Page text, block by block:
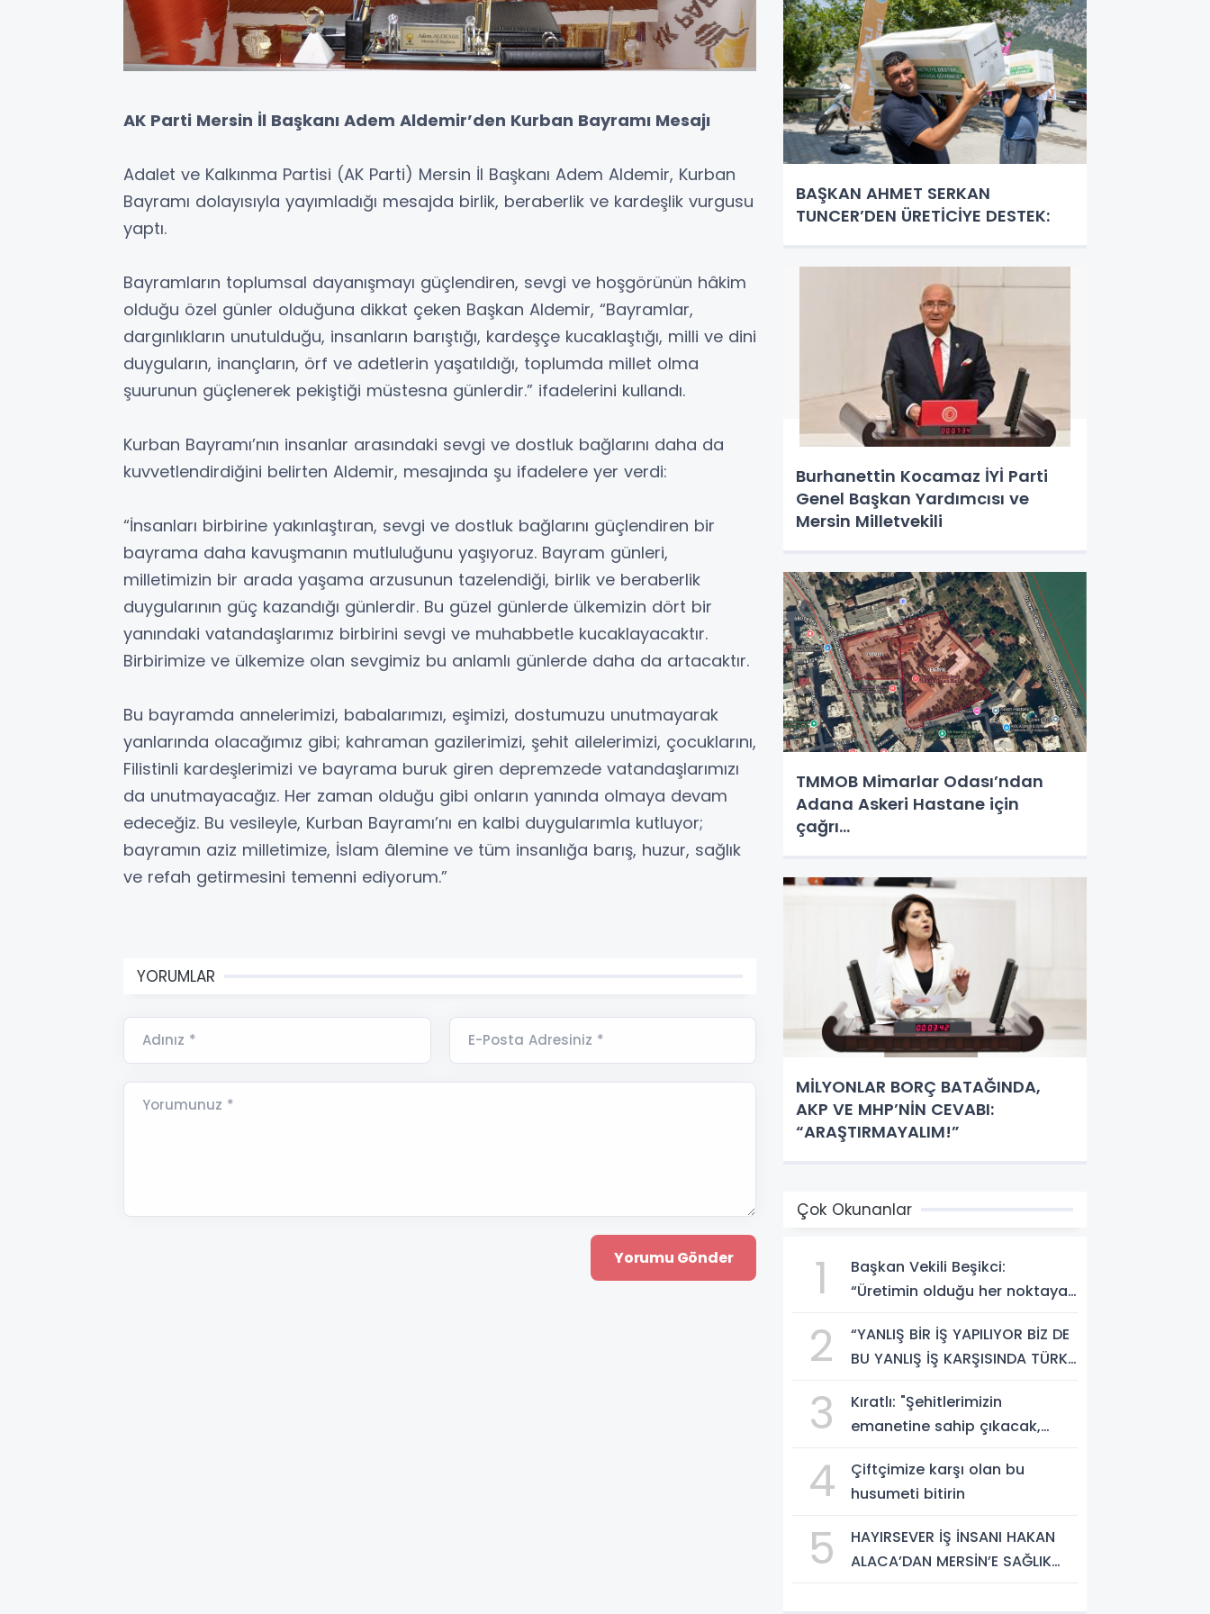
AK Parti Mersin İl Başkanı Adem Aldemir’den Kurban Bayramı Mesajı
Adalet ve Kalkınma Partisi (AK Parti) Mersin İl Başkanı Adem Aldemir, Kurban
Bayramı dolayısıyla yayımladığı mesajda birlik, beraberlik ve kardeşlik vurgusu
yaptı.
Bayramların toplumsal dayanışmayı güçlendiren, sevgi ve hoşgörünün hâkim
olduğu özel günler olduğuna dikkat çeken Başkan Aldemir, “Bayramlar,
dargınlıkların unutulduğu, insanların barıştığı, kardeşçe kucaklaştığı, milli ve dini
duyguların, inançların, örf ve adetlerin yaşatıldığı, toplumda millet olma
şuurunun güçlenerek pekiştiği müstesna günlerdir.” ifadelerini kullandı.
Kurban Bayramı’nın insanlar arasındaki sevgi ve dostluk bağlarını daha da
kuvvetlendirdiğini belirten Aldemir, mesajında şu ifadelere yer verdi:
“İnsanları birbirine yakınlaştıran, sevgi ve dostluk bağlarını güçlendiren bir
bayrama daha kavuşmanın mutluluğunu yaşıyoruz. Bayram günleri,
milletimizin bir arada yaşama arzusunun tazelendiği, birlik ve beraberlik
duygularının güç kazandığı günlerdir. Bu güzel günlerde ülkemizin dört bir
yanındaki vatandaşlarımız birbirini sevgi ve muhabbetle kucaklayacaktır.
Birbirimize ve ülkemize olan sevgimiz bu anlamlı günlerde daha da artacaktır.
Bu bayramda annelerimizi, babalarımızı, eşimizi, dostumuzu unutmayarak
yanlarında olacağımız gibi; kahraman gazilerimizi, şehit ailelerimizi, çocuklarını,
Filistinli kardeşlerimizi ve bayrama buruk giren depremzede vatandaşlarımızı
da unutmayacağız. Her zaman olduğu gibi onların yanında olmaya devam
edeceğiz. Bu vesileyle, Kurban Bayramı’nı en kalbi duygularımla kutluyor;
bayramın aziz milletimize, İslam âlemine ve tüm insanlığa barış, huzur, sağlık
ve refah getirmesini temenni ediyorum.”
YORUMLAR
Adınız * E-Posta Adresiniz *
Yorumunuz *
BAŞKAN AHMET SERKAN
TUNCER’DEN ÜRETİCİYE DESTEK:
Burhanettin Kocamaz İYİ Parti
Genel Başkan Yardımcısı ve
Mersin Milletvekili
TMMOB Mimarlar Odası’ndan
Adana Askeri Hastane için
çağrı…
MİLYONLAR BORÇ BATAĞINDA,
AKP VE MHP’NİN CEVABI:
“ARAŞTIRMAYALIM!”
Çok Okunanlar
1
Başkan Vekili Beşikci:
“Üretimin olduğu her noktaya
2
“YANLIŞ BİR İŞ YAPILIYOR BİZ DE
BU YANLIŞ İŞ KARŞISINDA TÜRK
EDECEĞİZ”
3
Kıratlı: "Şehitlerimizin
emanetine sahip çıkacak,
4
Çiftçimize karşı olan bu
husumeti bitirin
5
HAYIRSEVER İŞ İNSANI HAKAN
ALACA’DAN MERSİN’E SAĞLIK